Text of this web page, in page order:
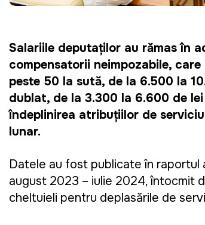
Salariile deputaților au rămas în
compensatorii neimpozabile,
peste 50 la sută, de la 6.500 la
dublat, de la 3.300 la 6.600 de
îndeplinirea atribuțiilor de
lunar.
Datele au fost publicate în raportul
august 2023 – iulie 2024, întocmit
cheltuieli pentru deplasările de